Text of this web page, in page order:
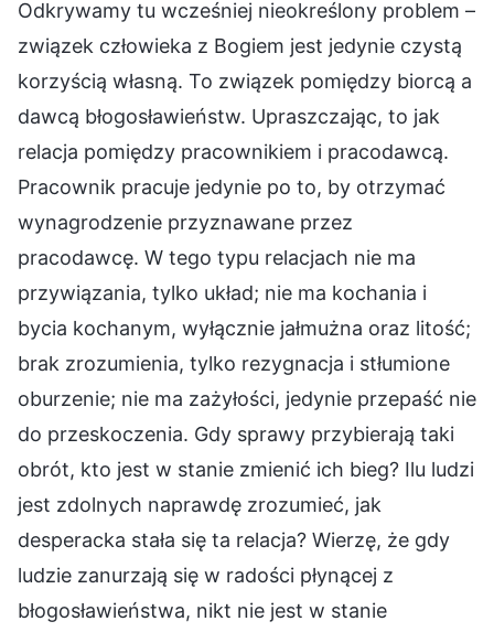
Odkrywamy tu wcześniej nieokreślony problem –
związek człowieka z Bogiem jest jedynie czystą
korzyścią własną. To związek pomiędzy biorcą a
dawcą błogosławieństw. Upraszczając, to jak
relacja pomiędzy pracownikiem i pracodawcą.
Pracownik pracuje jedynie po to, by otrzymać
wynagrodzenie przyznawane przez
pracodawcę. W tego typu relacjach nie ma
przywiązania, tylko układ; nie ma kochania i
bycia kochanym, wyłącznie jałmużna oraz litość;
brak zrozumienia, tylko rezygnacja i stłumione
oburzenie; nie ma zażyłości, jedynie przepaść nie
do przeskoczenia. Gdy sprawy przybierają taki
obrót, kto jest w stanie zmienić ich bieg? Ilu ludzi
jest zdolnych naprawdę zrozumieć, jak
desperacka stała się ta relacja? Wierzę, że gdy
ludzie zanurzają się w radości płynącej z
błogosławieństwa, nikt nie jest w stanie